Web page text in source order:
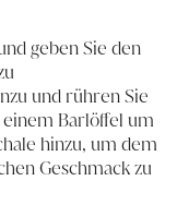
geben Sie den
und rühren Sie
Barlöffel um
hinzu, um dem
Geschmack zu